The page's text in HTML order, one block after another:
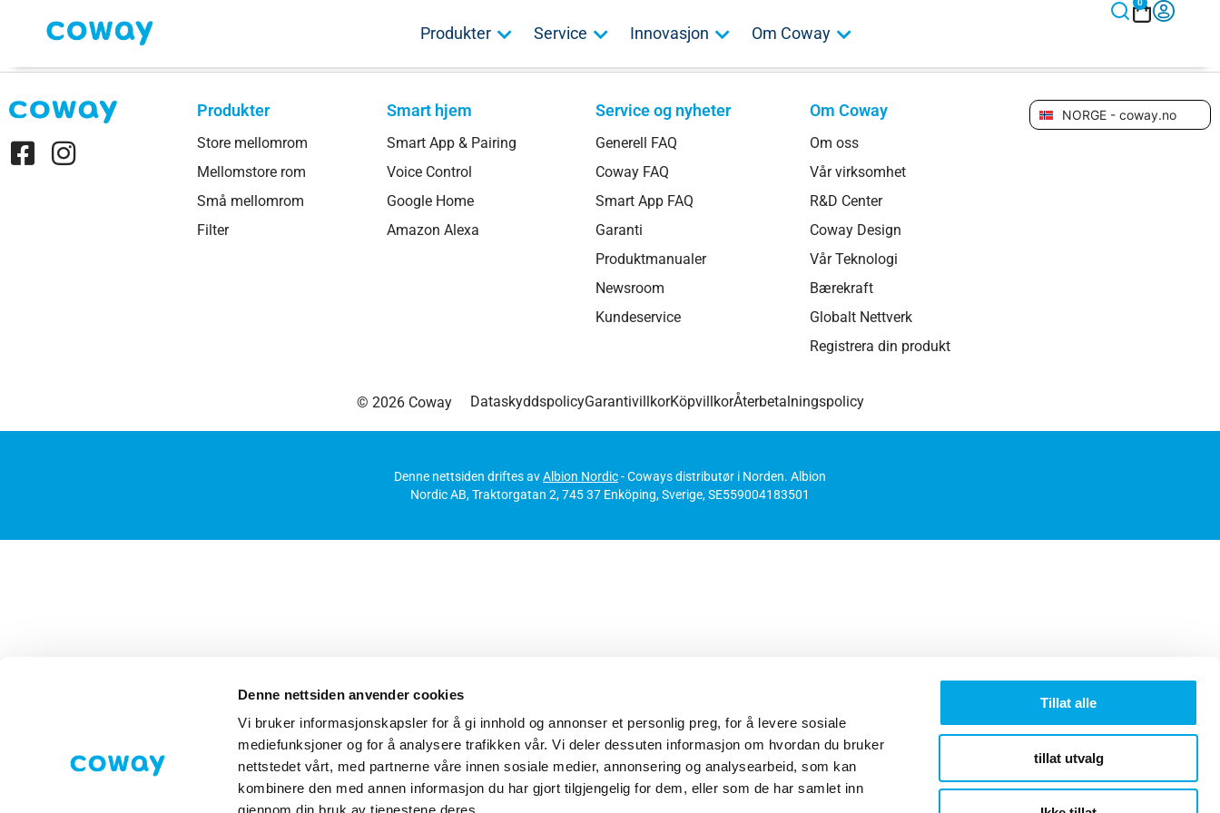
Denne nettsiden anvender cookies
Vi bruker informasjonskapsler for å gi innhold og annonser et personlig preg, for å levere sosiale
mediefunksjoner og for å analysere trafikken vår. Vi deler dessuten informasjon om hvordan du bruker
nettstedet vårt, med partnerne våre innen sosiale medier, annonsering og analysearbeid, som kan
kombinere den med annen informasjon du har gjort tilgjengelig for dem, eller som de har samlet inn
Tillat alle
tillat utvalg
Produkter Service Innovasjon Om Coway
0
Produkter
Store mellomrom
Mellomstore rom
Små mellomrom
Filter
Smart hjem
Smart App & Pairing
Voice Control
Google Home
Amazon Alexa
Service og nyheter
Generell FAQ
Coway FAQ
Smart App FAQ
Garanti
Produktmanualer
Newsroom
Kundeservice
Om Coway
Om oss
Vår virksomhet
R&D Center
Coway Design
Vår Teknologi
Bærekraft
Globalt Nettverk
Registrera din produkt
NORGE - coway.no
© 2026 Coway DataskyddspolicyGarantivillkorKöpvillkorÅterbetalningspolicy
Denne nettsiden driftes avAlbion Nordic- Coways distributør i Norden. Albion
Nordic AB, Traktorgatan 2, 745 37 Enköping, Sverige, SE559004183501